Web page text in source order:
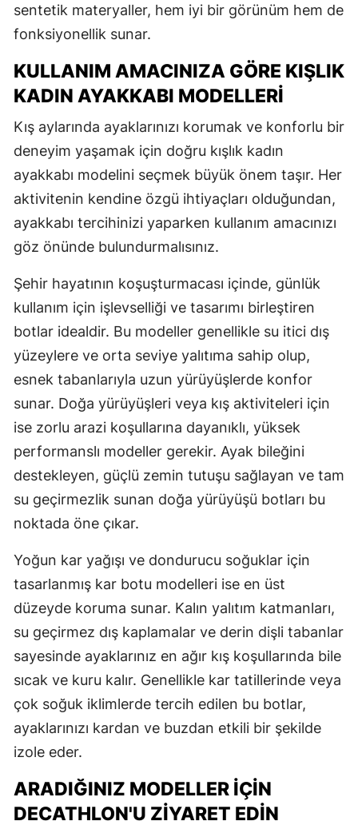
sentetik materyaller, hem iyi bir görünüm hem de
fonksiyonellik sunar.
KULLANIM AMACINIZA GÖRE KIŞLIK
KADIN AYAKKABI MODELLERI
Kış aylarında ayaklarınızı korumak ve konforlu bir
deneyim yaşamak için doğru kışlık kadın
ayakkabı modelini seçmek büyük önem taşır. Her
aktivitenin kendine özgü ihtiyaçları olduğundan,
ayakkabı tercihinizi yaparken kullanım amacınızı
göz önünde bulundurmalısınız.
Şehir hayatının koşuşturmacası içinde, günlük
kullanım için işlevselliği ve tasarımı birleştiren
botlar idealdir. Bu modeller genellikle su itici dış
yüzeylere ve orta seviye yalıtıma sahip olup,
esnek tabanlarıyla uzun yürüyüşlerde konfor
sunar. Doğa yürüyüşleri veya kış aktiviteleri için
ise zorlu arazi koşullarına dayanıklı, yüksek
performanslı modeller gerekir. Ayak bileğini
destekleyen, güçlü zemin tutuşu sağlayan ve tam
su geçirmezlik sunan doğa yürüyüşü botları bu
noktada öne çıkar.
Yoğun kar yağışı ve dondurucu soğuklar için
tasarlanmış kar botu modelleri ise en üst
düzeyde koruma sunar. Kalın yalıtım katmanları,
su geçirmez dış kaplamalar ve derin dişli tabanlar
sayesinde ayaklarınız en ağır kış koşullarında bile
sıcak ve kuru kalır. Genellikle kar tatillerinde veya
çok soğuk iklimlerde tercih edilen bu botlar,
ayaklarınızı kardan ve buzdan etkili bir şekilde
izole eder.
ARADIĞINIZ MODELLER İÇIN
DECATHLON'U ZIYARET EDIN